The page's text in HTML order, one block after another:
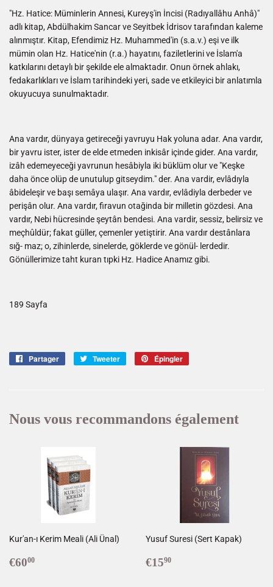
"Hz. Hatice: Müminlerin Annesi, Kureyş'in İncisi (Radıyallâhu Anhâ)"
adlı kitap, Abdülhakim Sancar ve Seyitbek İdrisov tarafından kaleme
alınmıştır. Kitap, Efendimiz Hz. Muhammed'in (s.a.v.) eşi ve ilk
mümin olan Hz. Hatice'nin (r.a.) hayatını, faziletlerini ve İslam'a
katkılarını detaylı bir şekilde ele almaktadır. Onun örnek ahlakı,
fedakarlıkları ve İslam tarihindeki yeri, sade ve etkileyici bir anlatımla
okuyucuya sunulmaktadır.
Ana vardır, dünyaya getireceği yavruyu Hak yoluna adar. Ana vardır,
bir yavru ister, ister de elde etmeden inkisâr içinde gider. Ana vardır,
izâh edemeyeceği yavrunun hesâbiyla iki büklüm olur ve "Keşke
daha önce olüp de unutulup gitseydim." der. Ana vardir, evlâdıyla
âbideleşir ve başı semâya ulaşır. Ana vardır, evlâdiyla derbeder ve
perişân olur. Ana vardır, firavun otağinda bir milletin gözdesi. Ana
vardır, Nebi hücresinde şeytân bendesi. Ana vardir, sessiz, belirsiz ve
meçhûldür; fakat güller, çemenler yetiştirir. Ana vardır destânlara
sığ- maz; o, zihinlerde, sinelerde, göklerde ve gönül- lerdedir.
Gönüllerimize taht kuran tıpki Hz. Hadice Anamız gibi.
189 Sayfa
Partager
PartagerTweeter
Tweeter
Épingler
Nous vous recommandons également
Kur'an-ı Kerim Meali (Ali Ünal)
Prix
€6000
Yusuf Suresi (Sert Kapak)
Prix
€1590